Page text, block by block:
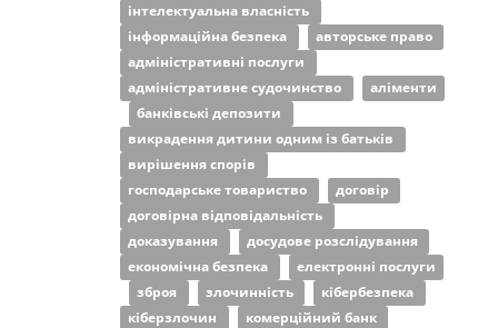
інтелектуальна власність
інформаційна безпека
авторське право
адміністративні послуги
адміністративне судочинство
аліменти
банківські депозити
викрадення дитини одним із батьків
вирішення спорів
господарське товариство
договір
договірна відповідальність
доказування
досудове розслідування
економічна безпека
електронні послуги
зброя
злочинність
кібербезпека
кіберзлочин
комерційний банк